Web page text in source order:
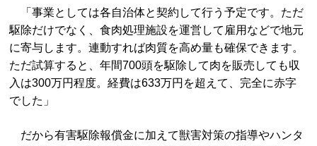
「事業としては各自治体と契約して行う予定です。ただ
駆除だけでなく、食肉処理施設を運営して雇用などで地元
に寄与します。連動すれば肉質を高め量も確保できます。
ただ試算すると、年間700頭を駆除して肉を販売しても収
入は300万円程度。経費は633万円を超えて、完全に赤字
でした」
だから有害駆除報償金に加えて獣害対策の指導やハンタ